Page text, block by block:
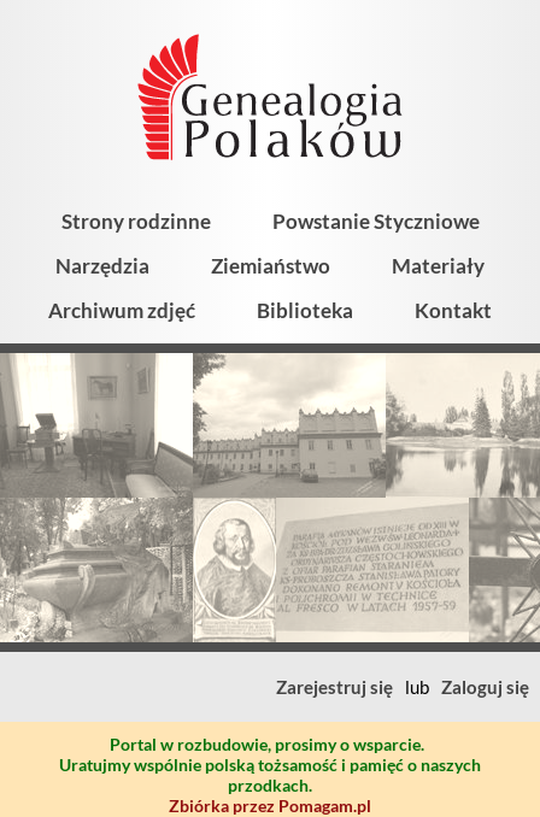
Strony rodzinne
Powstanie Styczniowe
Narzędzia
Ziemiaństwo
Materiały
Archiwum zdjęć
Biblioteka Kontakt
Zarejestruj się lub Zaloguj się
Portal w rozbudowie, prosimy o wsparcie.
Uratujmy wspólnie polską tożsamość i pamięć o naszych
przodkach.
Zbiórka przez Pomagam.pl